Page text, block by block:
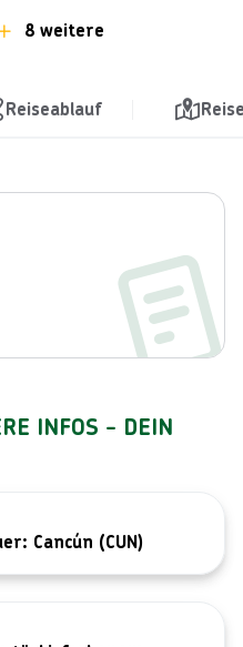
8 weitere
Reiseablauf
INFOS - DEIN
Cancún (CUN)
Bild von ©